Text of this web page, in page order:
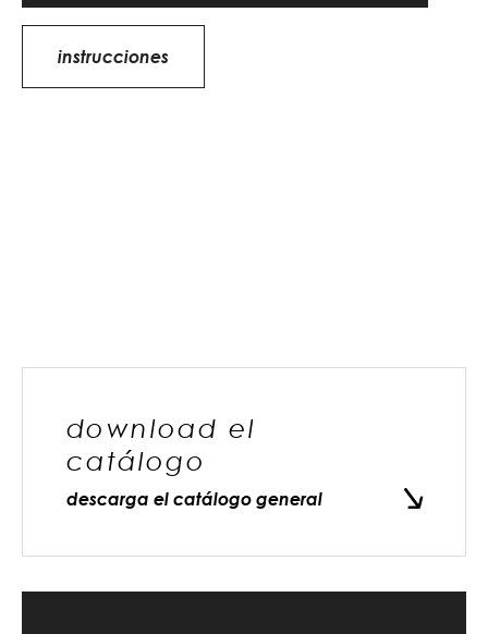
instrucciones
download el
catálogo
descarga el catálogo general